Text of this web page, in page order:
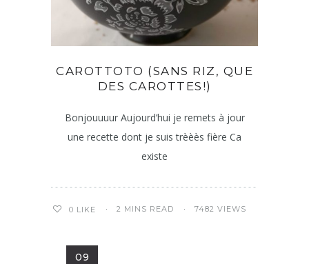
CAROTTOTO (SANS RIZ, QUE
DES CAROTTES!)
Bonjouuuur Aujourd’hui je remets à jour
une recette dont je suis trèèès fière Ca
existe
0 LIKE 2 MINS READ 7482 VIEWS
09